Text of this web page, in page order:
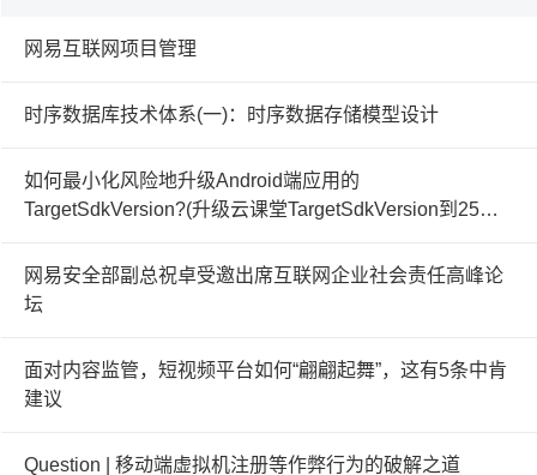
网易互联网项目管理
时序数据库技术体系(一)：时序数据存储模型设计
如何最小化风险地升级Android端应用的
TargetSdkVersion?(升级云课堂TargetSdkVersion到25的
实践与思考）
网易安全部副总祝卓受邀出席互联网企业社会责任高峰论
坛
面对内容监管，短视频平台如何“翩翩起舞”，这有5条中肯
建议
Question | 移动端虚拟机注册等作弊行为的破解之道